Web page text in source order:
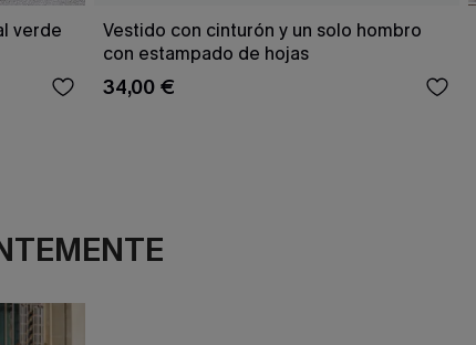
verde
Vestido con cinturón y un solo hombro
con estampado de hojas
34,00 €